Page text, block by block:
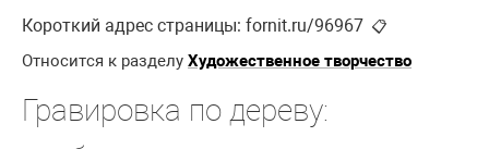
Короткий адрес страницы: fornit.ru/96967 📋
Относится к разделу Художественное творчество
Гравировка по дереву: